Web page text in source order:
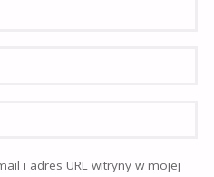
i adres URL witryny w mojej